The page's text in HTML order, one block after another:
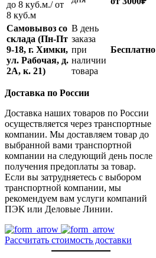
до 8 куб.м./ от
8 куб.м
Самовывоз со
склада (Пн-Пт
9-18, г. Химки,
ул. Рабочая, д.
2А, к. 21)
В день
заказа
при
наличии
товара
Бесплатно
Доставка по России
Доставка наших товаров по России
осуществляется через транспортные
компании. Мы доставляем товар до
выбранной вами транспортной
компании на следующий день после
получения предоплаты за товар.
Если вы затрудняетесь с выбором
транспортной компании, мы
рекомендуем вам услуги компаний
ПЭК или Деловые Линии.
Рассчитать стоимость доставки